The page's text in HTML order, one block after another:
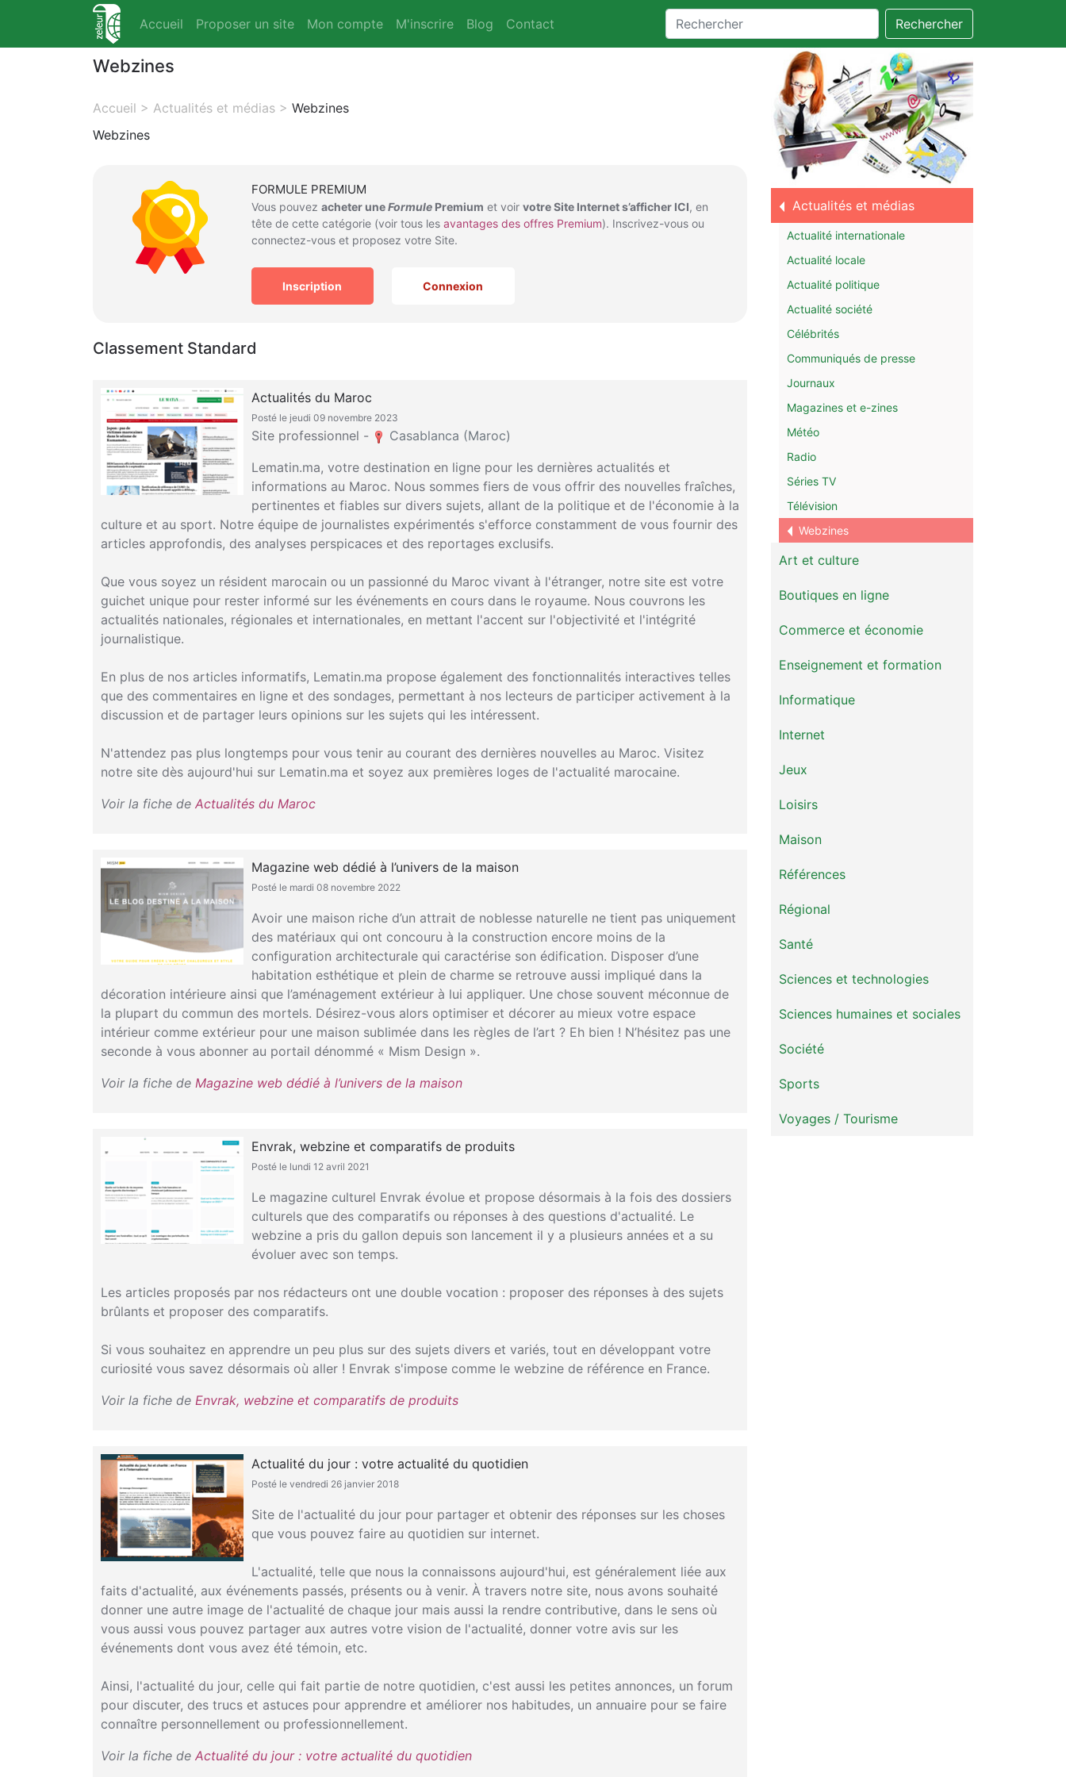
Accueil Proposer un site Mon compte M'inscrire Blog Contact Rechercher
Webzines
Accueil > Actualités et médias > Webzines
Webzines
FORMULE PREMIUM
Vous pouvez acheter uneFormule Premium et voir votre Site Internet s’afficher ICI, en
tête de cette catégorie (voir tous les avantages des offres Premium). Inscrivez-vous ou
connectez-vous et proposez votre Site.
Inscription Connexion
Classement Standard
Actualités du Maroc
Posté le jeudi 09 novembre 2023
Site professionnel -
Casablanca (Maroc)
Lematin.ma, votre destination en ligne pour les dernières actualités et
informations au Maroc. Nous sommes fiers de vous offrir des nouvelles fraîches,
pertinentes et fiables sur divers sujets, allant de la politique et de l'économie à la
culture et au sport. Notre équipe de journalistes expérimentés s'efforce constamment de vous fournir des
articles approfondis, des analyses perspicaces et des reportages exclusifs.
Que vous soyez un résident marocain ou un passionné du Maroc vivant à l'étranger, notre site est votre
guichet unique pour rester informé sur les événements en cours dans le royaume. Nous couvrons les
actualités nationales, régionales et internationales, en mettant l'accent sur l'objectivité et l'intégrité
journalistique.
En plus de nos articles informatifs, Lematin.ma propose également des fonctionnalités interactives telles
que des commentaires en ligne et des sondages, permettant à nos lecteurs de participer activement à la
discussion et de partager leurs opinions sur les sujets qui les intéressent.
N'attendez pas plus longtemps pour vous tenir au courant des dernières nouvelles au Maroc. Visitez
notre site dès aujourd'hui sur Lematin.ma et soyez aux premières loges de l'actualité marocaine.
Voir la fiche de Actualités du Maroc
Magazine web dédié à l’univers de la maison
Posté le mardi 08 novembre 2022
Avoir une maison riche d’un attrait de noblesse naturelle ne tient pas uniquement
des matériaux qui ont concouru à la construction encore moins de la
configuration architecturale qui caractérise son édification. Disposer d’une
habitation esthétique et plein de charme se retrouve aussi impliqué dans la
décoration intérieure ainsi que l’aménagement extérieur à lui appliquer. Une chose souvent méconnue de
la plupart du commun des mortels. Désirez-vous alors optimiser et décorer au mieux votre espace
intérieur comme extérieur pour une maison sublimée dans les règles de l’art ? Eh bien ! N’hésitez pas une
seconde à vous abonner au portail dénommé « Mism Design ».
Voir la fiche de Magazine web dédié à l’univers de la maison
Envrak, webzine et comparatifs de produits
Posté le lundi 12 avril 2021
Le magazine culturel Envrak évolue et propose désormais à la fois des dossiers
culturels que des comparatifs ou réponses à des questions d'actualité. Le
webzine a pris du gallon depuis son lancement il y a plusieurs années et a su
évoluer avec son temps.
Les articles proposés par nos rédacteurs ont une double vocation : proposer des réponses à des sujets
brûlants et proposer des comparatifs.
Si vous souhaitez en apprendre un peu plus sur des sujets divers et variés, tout en développant votre
curiosité vous savez désormais où aller ! Envrak s'impose comme le webzine de référence en France.
Voir la fiche de Envrak, webzine et comparatifs de produits
Actualité du jour : votre actualité du quotidien
Posté le vendredi 26 janvier 2018
Site de l'actualité du jour pour partager et obtenir des réponses sur les choses
que vous pouvez faire au quotidien sur internet.
L'actualité, telle que nous la connaissons aujourd'hui, est généralement liée aux
faits d'actualité, aux événements passés, présents ou à venir. À travers notre site, nous avons souhaité
donner une autre image de l'actualité de chaque jour mais aussi la rendre contributive, dans le sens où
vous aussi vous pouvez partager aux autres votre vision de l'actualité, donner votre avis sur les
événements dont vous avez été témoin, etc.
Ainsi, l'actualité du jour, celle qui fait partie de notre quotidien, c'est aussi les petites annonces, un forum
pour discuter, des trucs et astuces pour apprendre et améliorer nos habitudes, un annuaire pour se faire
connaître personnellement ou professionnellement.
Voir la fiche de Actualité du jour : votre actualité du quotidien
Actualités et médias
Actualité internationale
Actualité locale
Actualité politique
Actualité société
Célébrités
Communiqués de presse
Journaux
Magazines et e-zines
Météo
Radio
Séries TV
Télévision
Webzines
Art et culture
Boutiques en ligne
Commerce et économie
Enseignement et formation
Informatique
Internet
Jeux
Loisirs
Maison
Références
Régional
Santé
Sciences et technologies
Sciences humaines et sociales
Société
Sports
Voyages / Tourisme